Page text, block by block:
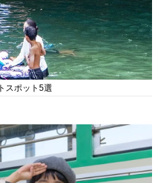
スポット5選